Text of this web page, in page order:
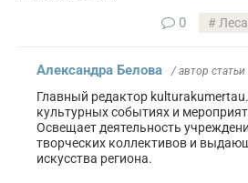
0 Леса
Александра Белова / автор статьи
Главный редактор
культурных событиях и
Освещает деятельность
творческих коллективов и
искусства региона.